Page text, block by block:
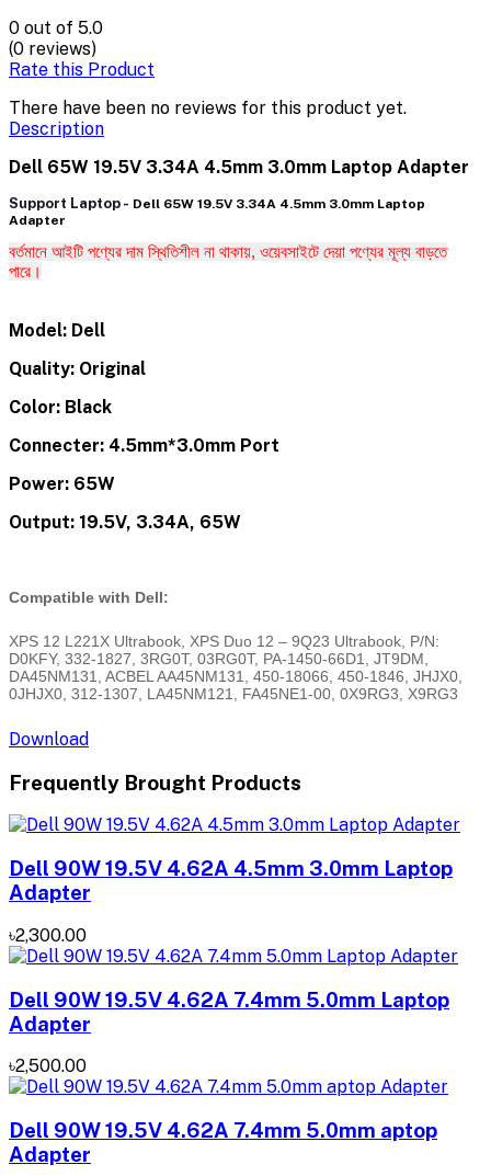
0 out of 5.0
(0 reviews)
Rate this Product
There have been no reviews for this product yet.
Description
Dell 65W 19.5V 3.34A 4.5mm 3.0mm Laptop Adapter
Support Laptop - Dell 65W 19.5V 3.34A 4.5mm 3.0mm Laptop
Adapter
বর্তমানে আইটি পণ্যের দাম স্থিতিশীল না থাকায়, ওয়েবসাইটে দেয়া পণ্যের মূল্য বাড়তে
পারে।
Model: Dell
Quality: Original
Color: Black
Connecter: 4.5mm*3.0mm Port
Power: 65W
Output: 19.5V, 3.34A, 65W
Compatible with Dell:
XPS 12 L221X Ultrabook, XPS Duo 12 – 9Q23 Ultrabook, P/N:
D0KFY, 332-1827, 3RG0T, 03RG0T, PA-1450-66D1, JT9DM,
DA45NM131, ACBEL AA45NM131, 450-18066, 450-1846, JHJX0,
0JHJX0, 312-1307, LA45NM121, FA45NE1-00, 0X9RG3, X9RG3
Download
Frequently Brought Products
Dell 90W 19.5V 4.62A 4.5mm 3.0mm Laptop
Adapter
৳2,300.00
Dell 90W 19.5V 4.62A 7.4mm 5.0mm Laptop
Adapter
৳2,500.00
Dell 90W 19.5V 4.62A 7.4mm 5.0mm aptop
Adapter